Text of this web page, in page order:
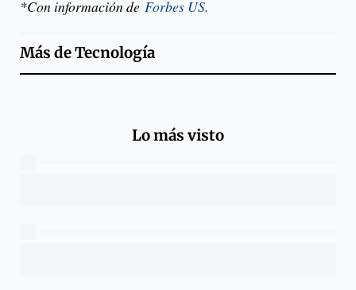
*Con información de Forbes US.
Más deTecnología
Lo más visto